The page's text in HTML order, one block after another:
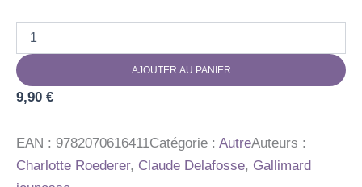
L'ECOLE
MATERNELLE
AJOUTER AU PANIER
9,90 €
EAN : 9782070616411Catégorie : AutreAuteurs :
Charlotte Roederer, Claude Delafosse, Gallimard